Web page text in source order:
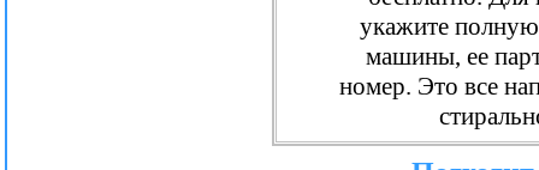
укажите
машины, ее
номер. Это все